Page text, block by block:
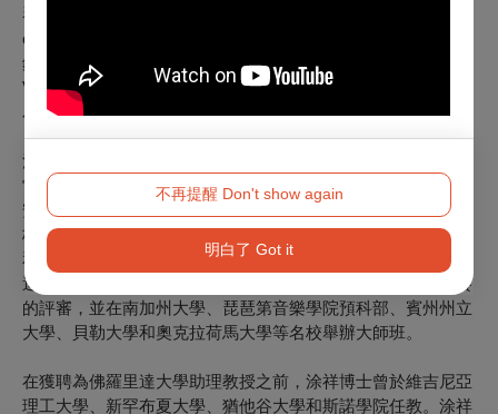
不再提醒 Don't show again
明白了 Got it
琴獨奏作品，並計劃於秋季發行錄音。繼首張專輯《Bestiary
on Ivory》(Bridge Records, 2020) 廣受好評後，第二張專輯收
錄了蕭邦的24首前奏曲和第二號奏鳴曲，於2024年3月由Da
Vinci Classics發行，《美國唱片指南》將其中24首前奏曲評
為「與頂尖並列」。
涂祥是紐奧良國際鋼琴比賽、愛荷華國際鋼琴比賽和美國帕德
雷夫斯基鋼琴比賽的獲獎者，並曾與卡加利愛樂樂團、路易斯
安那愛樂樂團、蘇城交響樂團、世界公民管弦樂團，以及新英
格蘭音樂學院、波士頓大學、猶他州斯諾學院、新罕布夏大學
和佛羅里達大學的學生樂團合作演出。他曾任加州、佛羅里
達、麻薩諸塞、新罕布夏和維吉尼亞等多個音樂教師協會比賽
的評審，並在南加州大學、琵琶第音樂學院預科部、賓州州立
大學、貝勒大學和奧克拉荷馬大學等名校舉辦大師班。
在獲聘為佛羅里達大學助理教授之前，涂祥博士曾於維吉尼亞
理工大學、新罕布夏大學、猶他谷大學和斯諾學院任教。涂祥